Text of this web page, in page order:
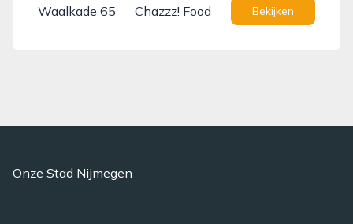
Waalkade 65 Chazzz! Food Bekijken
Onze Stad Nijmegen